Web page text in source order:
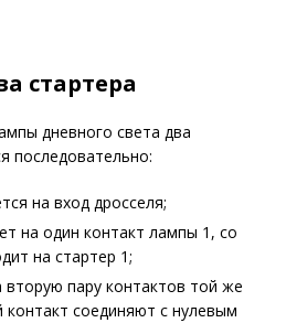
стартера
дневного света два
последовательно:
на вход дросселя;
на один контакт лампы 1, со
на стартер 1;
вторую пару контактов той же
соединяют с нулевым